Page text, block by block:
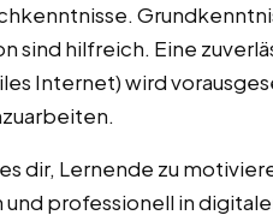
sind hilfreich. Eine
Internet) wird
dir, Lernende zu
professionell in